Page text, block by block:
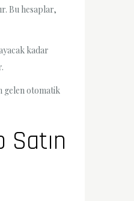
Bu hesaplar,
kadar
gelen otomatik
Satın